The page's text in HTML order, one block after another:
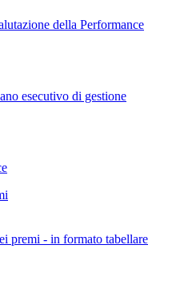
della Performance
esecutivo di gestione
premi - in formato tabellare